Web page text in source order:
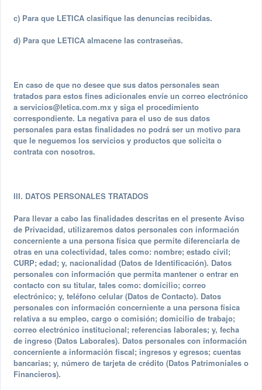
c) Para que LETICA clasifique las denuncias recibidas.
d) Para que LETICA almacene las contraseñas.
En caso de que no desee que sus datos personales sean
tratados para estos fines adicionales envíe un correo electrónico
a servicios@letica.com.mx y siga el procedimiento
correspondiente. La negativa para el uso de sus datos
personales para estas finalidades no podrá ser un motivo para
que le neguemos los servicios y productos que solicita o
contrata con nosotros.
III. DATOS PERSONALES TRATADOS
Para llevar a cabo las finalidades descritas en el presente Aviso
de Privacidad, utilizaremos datos personales con información
concerniente a una persona física que permite diferenciarla de
otras en una colectividad, tales como: nombre; estado civil;
CURP; edad; y, nacionalidad (Datos de Identificación). Datos
personales con información que permita mantener o entrar en
contacto con su titular, tales como: domicilio; correo
electrónico; y, teléfono celular (Datos de Contacto). Datos
personales con información concerniente a una persona física
relativa a su empleo, cargo o comisión; domicilio de trabajo;
correo electrónico institucional; referencias laborales; y, fecha
de ingreso (Datos Laborales). Datos personales con información
concerniente a información fiscal; ingresos y egresos; cuentas
bancarias; y, número de tarjeta de crédito (Datos Patrimoniales o
Financieros).